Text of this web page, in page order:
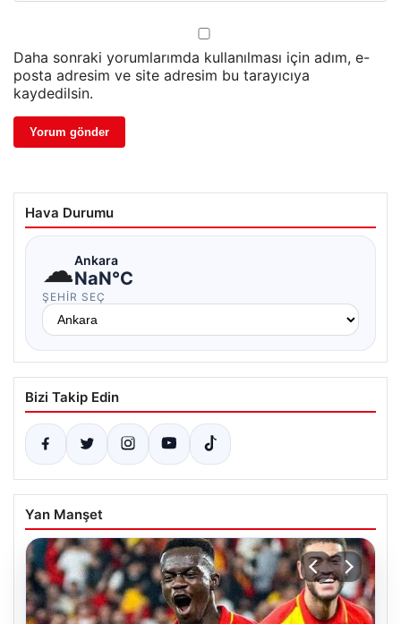
Daha sonraki yorumlarımda kullanılması için adım, e-
posta adresim ve site adresim bu tarayıcıya
kaydedilsin.
Hava Durumu
☁Ankara
NaN°C
ŞEHIR SEÇ
Bizi Takip Edin
Yan Manşet